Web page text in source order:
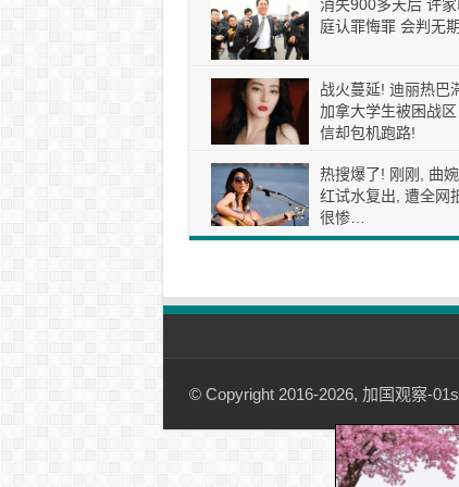
消失900多天后 许
庭认罪悔罪 会判无
战火蔓延! 迪丽热巴
加拿大学生被困战
信却包机跑路!
热搜爆了! 刚刚, 曲
红试水复出, 遭全网
很惨…
© Copyright 2016-2026, 加国观察-